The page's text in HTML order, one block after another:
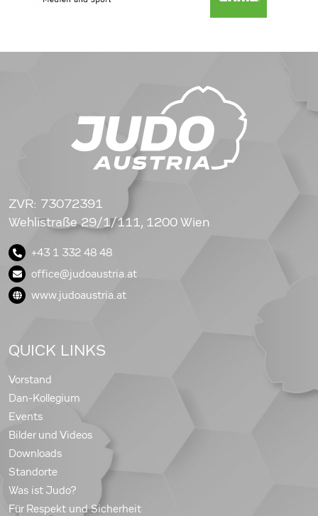
ZVR: 73072391
Wehlistraße 29/1/111, 1200 Wien
+43 1 332 48 48
office@judoaustria.at
www.judoaustria.at
QUICK LINKS
Vorstand
Dan-Kollegium
Events
Bilder und Videos
Downloads
Standorte
Was ist Judo?
Für Respekt und Sicherheit